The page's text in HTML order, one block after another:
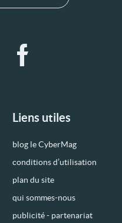
Liens utiles
blog le CyberMag
conditions d’utilisation
plan du site
qui sommes-nous
publicité - partenariat